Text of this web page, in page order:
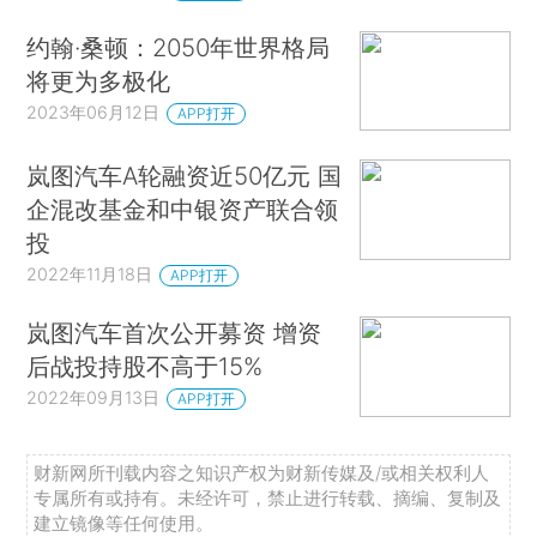
约翰·桑顿：2050年世界格局
将更为多极化
2023年06月12日 APP打开
岚图汽车A轮融资近50亿元 国
企混改基金和中银资产联合领
投
2022年11月18日 APP打开
岚图汽车首次公开募资 增资
后战投持股不高于15%
2022年09月13日 APP打开
财新网所刊载内容之知识产权为财新传媒及/或相关权利人
专属所有或持有。未经许可，禁止进行转载、摘编、复制及
建立镜像等任何使用。